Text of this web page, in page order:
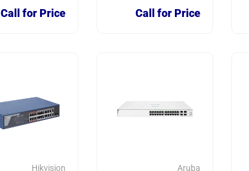
E/M
Call for Price
E/M
Call for Price
Aruba
Hikvision